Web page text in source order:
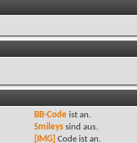
BB-Codeist an.
Smileyssind aus.
[IMG] Code ist an.